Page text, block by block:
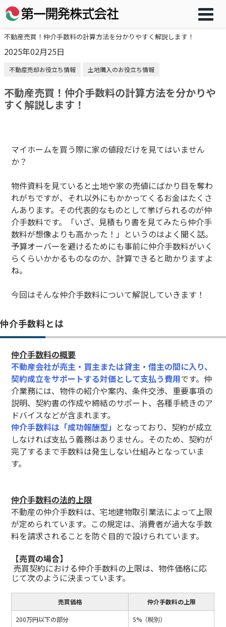
不動産売買！仲介手数料の計算方法を分かりやすく解説します！
2025年02月25日
不動産売却お役立ち情報 土地購入のお役立ち情報
不動産売買！仲介手数料の計算方法を分かりや
すく解説します！
マイホームを買う際に家の値段だけを見てはいません
か？
物件資料を見ていると土地や家の売値にばかり目を奪わ
れがちですが、それ以外にもかかってくるお金はたくさ
んあります。その代表的なものとして挙げられるのが仲
介手数料です。「いざ、見積もり書を見てみたら仲介手
数料が想像よりも高かった！」というのはよく聞く話。
予算オーバーを避けるためにも事前に仲介手数料がいく
らくらいかかるものなのか、計算できると助かりますよ
ね。
今回はそんな仲介手数料について解説していきます！
仲介手数料とは
仲介手数料の概要
不動産会社が売主・買主または貸主・借主の間に入り、
契約成立をサポートする対価として支払う費用です。仲
介業務には、物件の紹介や案内、条件交渉、重要事項の
説明、契約書の作成や締結のサポート、各種手続きのア
ドバイスなどが含まれます。
仲介手数料は「成功報酬型」 となっており、契約が成立
しなければ支払う義務はありません。そのため、契約が
完了するまで手数料は発生しない仕組みとなっていま
す。
仲介手数料の法的上限
不動産の仲介手数料は、宅地建物取引業法によって上限
が定められています。この規定は、消費者が過大な手数
料を請求されることを防ぐ目的で設けられています。
【売買の場合】
売買契約における仲介手数料の上限は、物件価格に応
じて次のように決まっています。
売買価格 仲介手数料の上限
200万円以下の部分 5%（税別）